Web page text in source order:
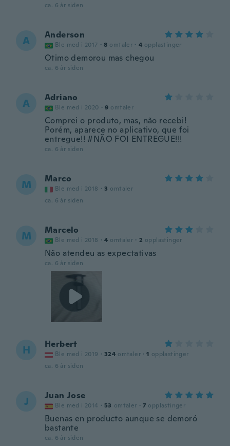
ca. 6 år siden
A Anderson
Ble med i 2017 · 8 omtaler · 4 opplastinger
Otimo demorou mas chegou
ca. 6 år siden
A Adriano
Ble med i 2020 · 9 omtaler
Comprei o produto, mas, não recebi!
Porém, aparece no aplicativo, que foi
entregue!! #NÃO FOI ENTREGUE!!!
ca. 6 år siden
M Marco
Ble med i 2018 · 3 omtaler
ca. 6 år siden
M Marcelo
Ble med i 2018 · 4 omtaler · 2 opplastinger
Não atendeu as expectativas
ca. 6 år siden
H Herbert
Ble med i 2019 · 324 omtaler · 1 opplastinger
ca. 6 år siden
J Juan Jose
Ble med i 2014 · 53 omtaler · 7 opplastinger
Buenas en producto aunque se demoró
bastante
ca. 6 år siden